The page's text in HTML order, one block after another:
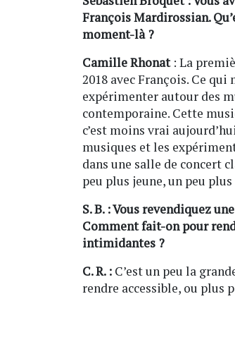
François Mardirossian.
moment-là ?
Camille Rhonat: La
2018 avec François. Ce qui
expérimenter autour des
contemporaine. Cette
c’est moins vrai
musiques et les
dans une salle de concert
peu plus jeune, un peu
S. B. : Vous revendiquez
Comment fait-on pour
intimidantes ?
C. R. : C’est un peu la
rendre accessible, ou plus